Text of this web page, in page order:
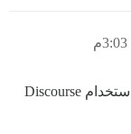
هل يمكنني الحصول على بعض المساعدة في استخدام Discourse